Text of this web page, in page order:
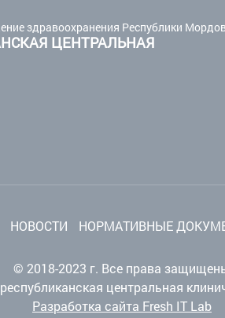
здравоохранения Республики
ЦЕНТРАЛЬНАЯ
НОВОСТИ НОРМАТИВНЫЕ
© 2018-2023 г. Все права
центральная
Разработка сайта Fresh IT Lab